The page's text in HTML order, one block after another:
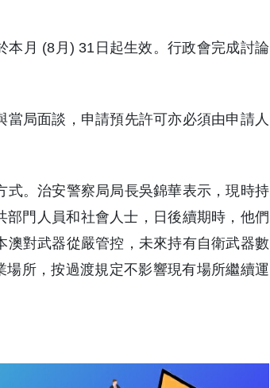
月 (8月) 31日起生效。行政會完成討論
局面談，申請預先許可亦必須由申請人
。治安警察局局長吳錦華表示，現時持
門人員和社會人士，日後續期時，他們
對武器從嚴管控，未來持有自衛武器數
所，按過渡規定不影響現有場所繼續運